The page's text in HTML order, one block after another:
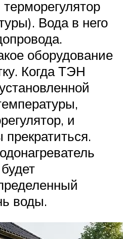
Вода в него
оборудование
Когда ТЭН
и
воды.